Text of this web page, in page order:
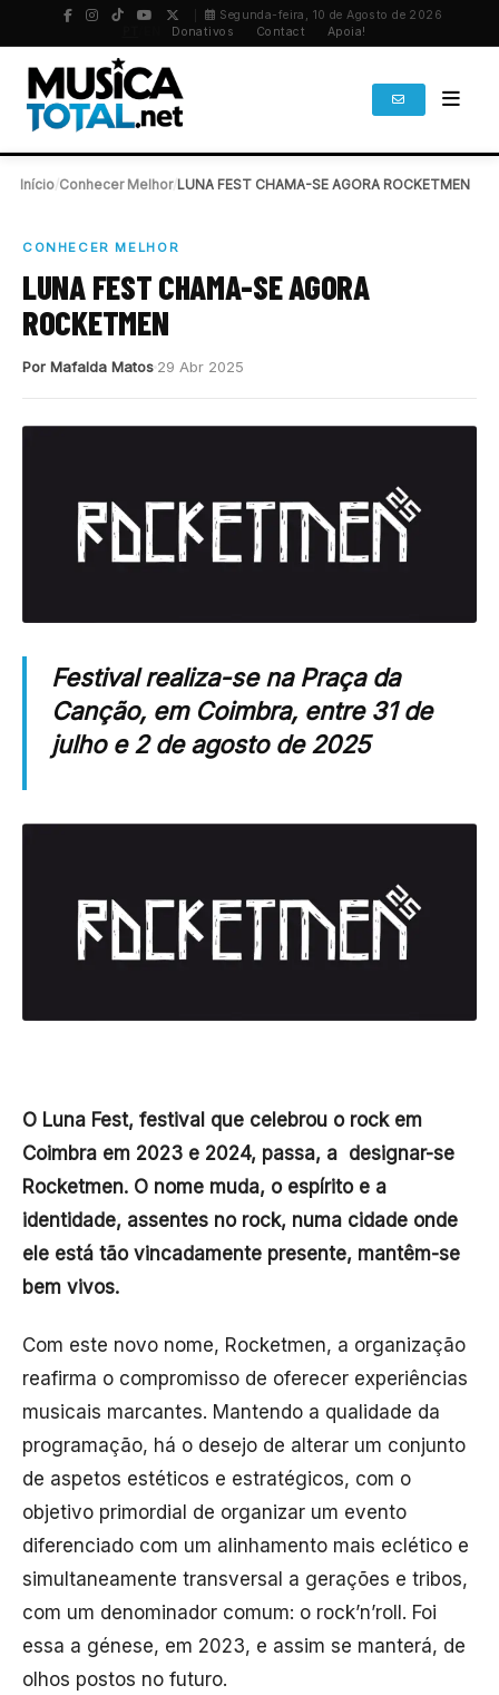
Segunda-feira, 10 de Agosto de 2026
Donativos Contact Apoia!
Início Conhecer Melhor/ LUNA FEST CHAMA-SE AGORA ROCKETMEN
CONHECER MELHOR
LUNA FEST CHAMA-SE AGORA
ROCKETMEN
Por Mafalda Matos 29 Abr 2025
Festival realiza-se na Praça da
Canção, em Coimbra, entre 31 de
julho e 2 de agosto de 2025
O Luna Fest, festival que celebrou o rock em
Coimbra em 2023 e 2024, passa, a designar-se
Rocketmen. O nome muda, o espírito e a
identidade, assentes no rock, numa cidade onde
ele está tão vincadamente presente, mantêm-se
bem vivos.
Com este novo nome, Rocketmen, a organização
reafirma o compromisso de oferecer experiências
musicais marcantes. Mantendo a qualidade da
programação, há o desejo de alterar um conjunto
de aspetos estéticos e estratégicos, com o
objetivo primordial de organizar um evento
diferenciado com um alinhamento mais eclético e
simultaneamente transversal a gerações e tribos,
com um denominador comum: o rock’n’roll. Foi
essa a génese, em 2023, e assim se manterá, de
olhos postos no futuro.